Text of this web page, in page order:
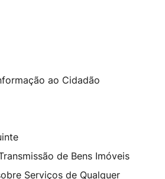
ao Cidadão
de Bens Imóveis
Serviços de Qualquer